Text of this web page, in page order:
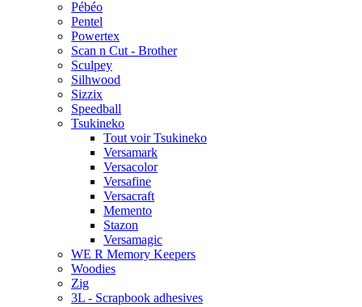
Pébéo
Pentel
Powertex
Scan n Cut - Brother
Sculpey
Silhwood
Sizzix
Speedball
Tsukineko
Tout voir Tsukineko
Versamark
Versacolor
Versafine
Versacraft
Memento
Stazon
Versamagic
WE R Memory Keepers
Woodies
Zig
3L - Scrapbook adhesives